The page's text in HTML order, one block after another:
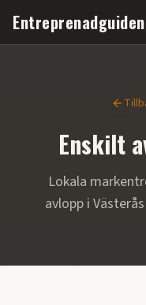
Enskilt
Lokala
avloppi Västerås